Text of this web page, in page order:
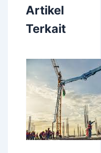
Artikel
Terkait